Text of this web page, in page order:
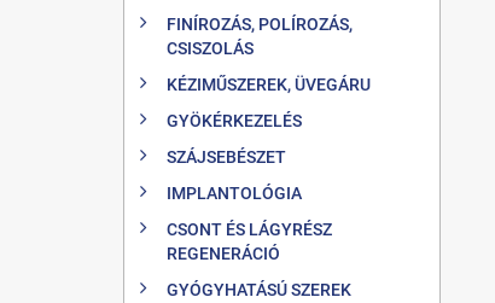
FINÍROZÁS, POLÍROZÁS,
CSISZOLÁS
KÉZIMŰSZEREK, ÜVEGÁRU
GYÖKÉRKEZELÉS
SZÁJSEBÉSZET
IMPLANTOLÓGIA
CSONT ÉS LÁGYRÉSZ
REGENERÁCIÓ
GYÓGYHATÁSÚ SZEREK